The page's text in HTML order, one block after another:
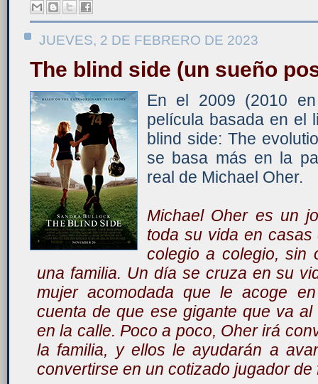
JUEVES, 2 DE FEBRERO DE 2023
The blind side (un sueño
En el 2009 (2010
película basada en el
blind side: The
se basa más en la
real de Michael Oher.
Michael Oher es un
toda su vida en
colegio a colegio, sin
una familia. Un día se cruza en su
mujer acomodada que le acoge
cuenta de que ese gigante que va
en la calle. Poco a poco, Oher irá
la familia, y ellos le ayudarán a
convertirse en un cotizado jugador de